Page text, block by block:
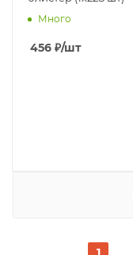
Много
456 ₽/шт